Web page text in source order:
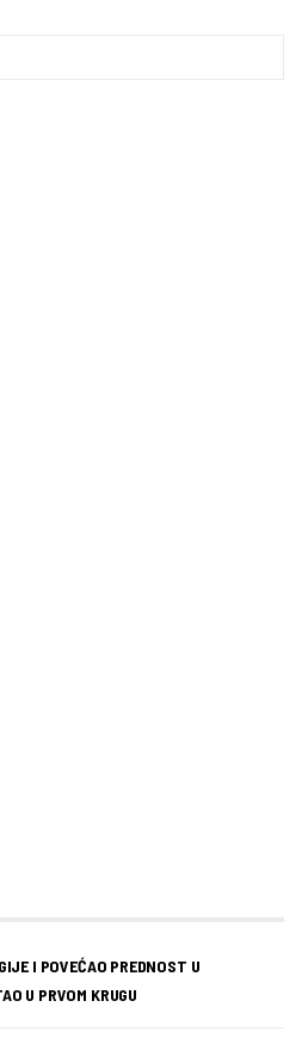
I POVEĆAO PREDNOST U
U PRVOM KRUGU